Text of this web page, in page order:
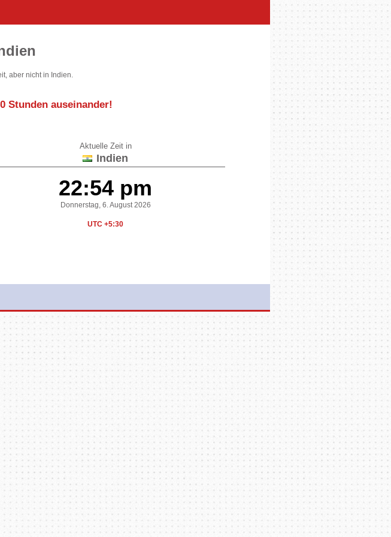
aber nicht in Indien.
Stunden auseinander!
Aktuelle Zeit in
Indien
22:54 pm
Donnerstag, 6. August 2026
UTC +5:30